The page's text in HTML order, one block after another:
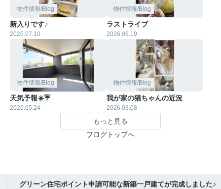
物件情報/Blog
新入りです♪
2026.07.10
物件情報/Blog
ラストライブ
2026.06.19
物件情報/Blog
天気予報☀️☔
2026.05.24
物件情報/Blog
我が家の猫ちゃんの近況
2026.03.08
もっと見る
ブログトップへ
グリーン住宅ポイント申請可能な新築一戸建てが完成しました♪